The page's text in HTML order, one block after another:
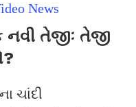
News
નવી તેજીઃ તેજી
ચાંદી